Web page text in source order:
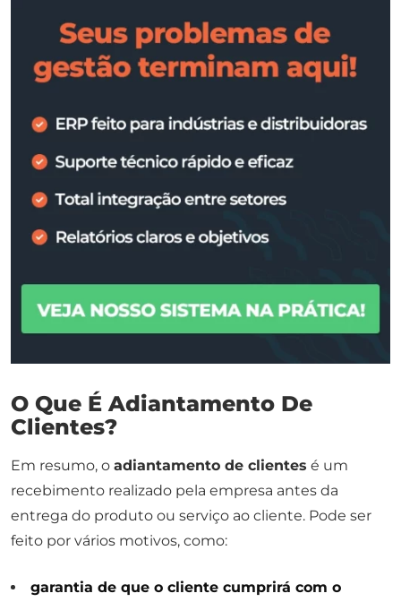
O Que É Adiantamento De
Clientes?
Em resumo, o adiantamento de clientes é um
recebimento realizado pela empresa antes da
entrega do produto ou serviço ao cliente. Pode ser
feito por vários motivos, como:
garantia de que o cliente cumprirá com o